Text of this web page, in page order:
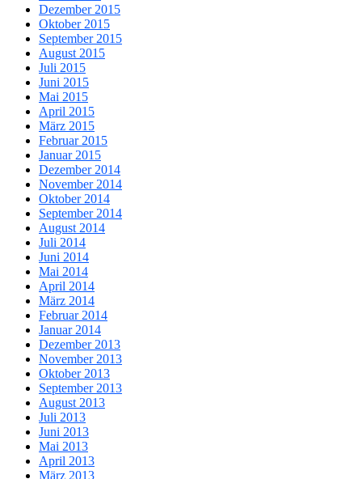
Dezember 2015
Oktober 2015
September 2015
August 2015
Juli 2015
Juni 2015
Mai 2015
April 2015
März 2015
Februar 2015
Januar 2015
Dezember 2014
November 2014
Oktober 2014
September 2014
August 2014
Juli 2014
Juni 2014
Mai 2014
April 2014
März 2014
Februar 2014
Januar 2014
Dezember 2013
November 2013
Oktober 2013
September 2013
August 2013
Juli 2013
Juni 2013
Mai 2013
April 2013
März 2013